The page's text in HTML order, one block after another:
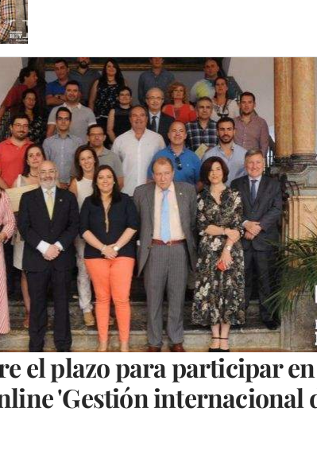
el plazo para participar
'Gestión internacional